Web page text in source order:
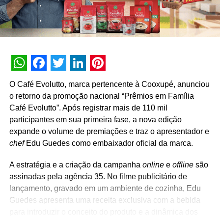
protocolos de higiene e segurança, ou usar os sistemas
remotos Compre Sem Sair de Casa e Serviço Sem Sair
de Casa. Além disso, têm a opção de fazer o
aplicativo FordPass, de modo rápido e descomplicado.
TÓPICOS RELACIONADOS:
A SEGUIR
Panasonic lança campanha promocional de fim
de ano
NÃO PERCA
Skol irá patrocinar a diversão durante 260 finais
WhatsApp
Facebook
Twitter
LinkedIn
Pinterest
O Café Evolutto, marca pertencente à Cooxupé, anunciou
o retorno da promoção nacional “Prêmios em Família
Café Evolutto”. Após registrar mais de 110 mil
participantes em sua primeira fase, a nova edição
expande o volume de premiações e traz o apresentador e
chefEdu Guedes como embaixador oficial da marca.
A estratégia e a criação da campanha onlinee offlinesão
assinadas pela agência 35. No filme publicitário de
lançamento, gravado em um ambiente de cozinha, Edu
Guedes apresenta uma receita exclusiva com a bebida